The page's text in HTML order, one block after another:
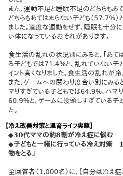
また、運動不足と睡眠不足のどちらもあ
どちらもあてはまらない子ども（57.7%
ました。適度な運動をせず、睡眠も十分
い体になっているおそれがあります。
食生活の乱れの状況別にみると、「あて
る子どもでは71.4%と、乱れていない子
イント高くなりました。食生活の乱れが
また、ゲームへの関わり度合い別にみると
マりすぎている子どもでは64.9%、ハマ
60.9%と、ゲームに没頭しすぎている子
た。
【冷え改善対策と温育ライフ実態】
◆30代ママの約8割が冷え症に悩む
◆子どもと一緒に行っている冷え対策 1
物をとる」
全回答者（1,000名）に、【自分は冷え